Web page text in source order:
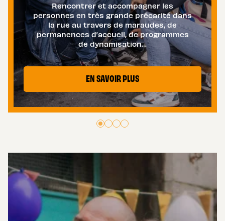
Rencontrer et accompagner les
personnes en très grande précarité dans
la rue au travers de maraudes, de
permanences d’accueil, de programmes
de dynamisation…
EN SAVOIR PLUS